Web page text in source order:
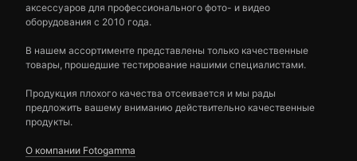
аксессуаров для профессионального фото- и видео
оборудования с 2010 года.
В нашем ассортименте представлены только качественные
товары, прошедшие тестирование нашими специалистами.
Продукция плохого качества отсеивается и мы рады
предложить вашему вниманию действительно качественные
продукты.
О компании Fotogamma